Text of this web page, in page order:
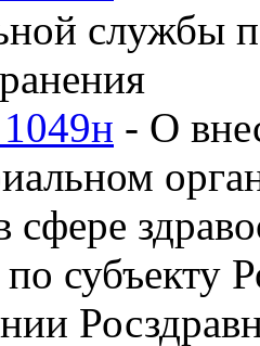
службы
- О
сфере
по субъекту